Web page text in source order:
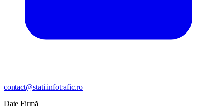
contact@statiiinfotrafic.ro
Date Firmă